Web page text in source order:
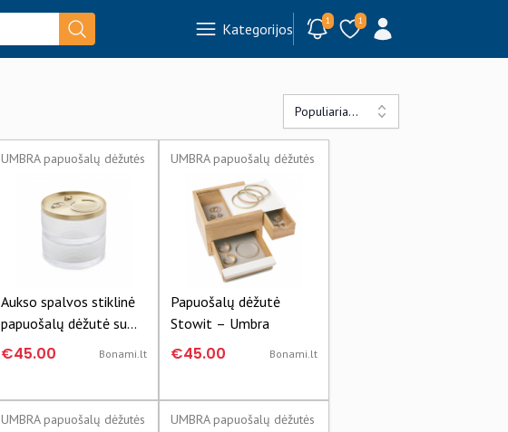
Kategorijos 1 1
Populiariausi
UMBRA papuošalų dėžutės
Aukso spalvos stiklinė
papuošalų dėžutė su
dangteliu Umbra Tesora
€45.00 Bonami.lt
UMBRA papuošalų dėžutės
Papuošalų dėžutė
Stowit – Umbra
€45.00 Bonami.lt
UMBRA papuošalų dėžutės UMBRA papuošalų dėžutės